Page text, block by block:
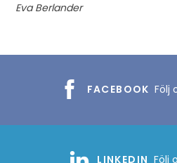
Eva Berlander
FACEBOOK Följ
LINKEDIN Följ